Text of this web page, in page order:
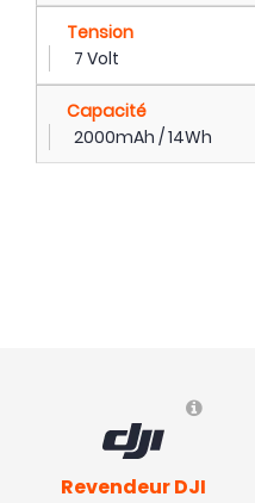
Tension
7 Volt
Capacité
2000mAh / 14Wh
Revendeur DJI